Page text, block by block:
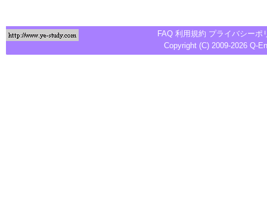
FAQ 利用規約 プライバシーポ
Copyright (C) 2009-2026 Q-